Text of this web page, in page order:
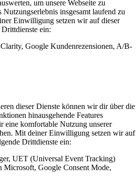
um unsere Webseite zu
Nutzungserlebnis insgesamt laufend zu
Einwilligung setzen wir auf dieser
ein:
Google Kundenrezensionen, A/B-
dieser Dienste können wir dir über die
hinausgehende Features
eine komfortable Nutzung unserer
Mit deiner Einwilligung setzen wir auf
Drittdienste ein:
UET (Universal Event Tracking)
Microsoft, Google Consent Mode,